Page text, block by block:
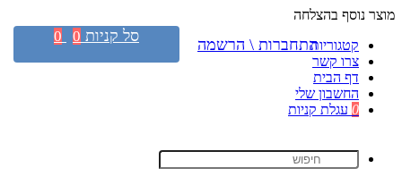
מוצר נוסף בהצלחה
קטגוריות
צרו קשר
דף הבית
החשבון שלי
0 עגלת קניות
התחברות \ הרשמה סל קניות 0
0